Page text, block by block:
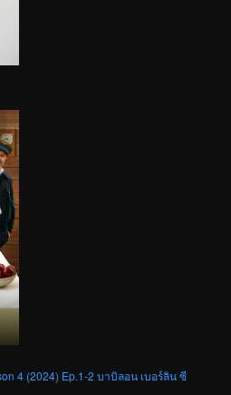
4 (2024) Ep.1-2 บาบิลอน เบอร์ลิน ซี